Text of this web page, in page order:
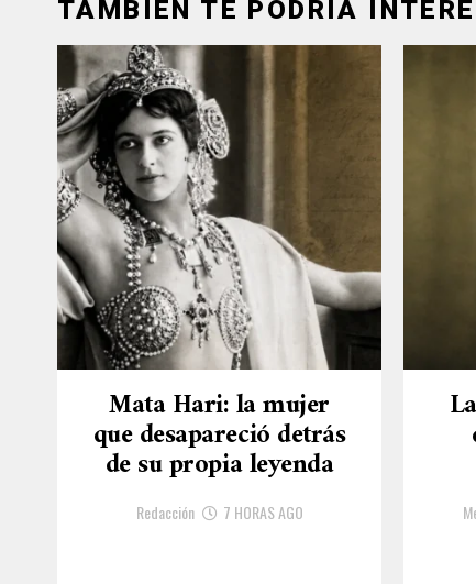
TAMBIÉN TE PODRÍA
Mata Hari: la mujer
que desapareció detrás
de su propia leyenda
Redacción 7 HORAS AGO